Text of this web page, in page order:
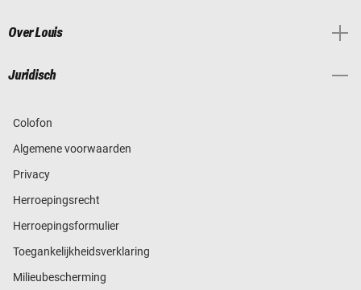
Over Louis
Juridisch
Colofon
Algemene voorwaarden
Privacy
Herroepingsrecht
Herroepingsformulier
Toegankelijkheidsverklaring
Milieubescherming